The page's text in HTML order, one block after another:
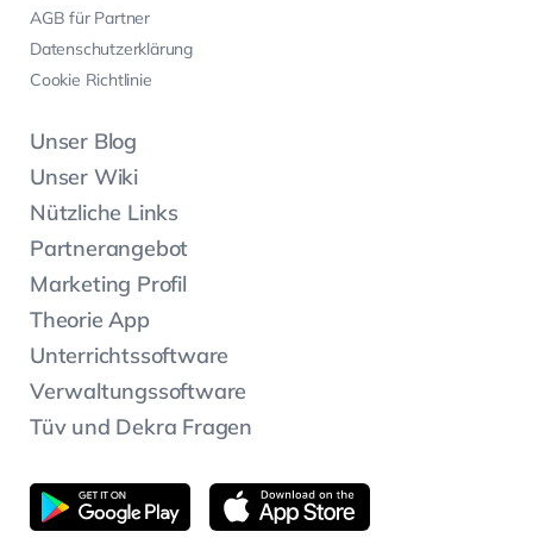
AGB für Partner
Datenschutzerklärung
Cookie Richtlinie
Unser Blog
Unser Wiki
Nützliche Links
Partnerangebot
Marketing Profil
Theorie App
Unterrichtssoftware
Verwaltungssoftware
Tüv und Dekra Fragen